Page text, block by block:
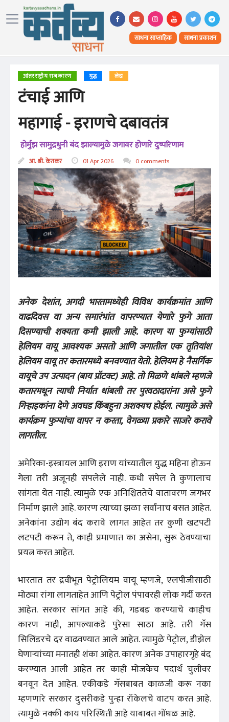
साधना साप्ताहिक साधना प्रकाशन
आंतरराष्ट्रीय राजकारण युद्ध लेख
टंचाई आणि
महागाई - इराणचे दबावतंत्र
होर्मुझ सामुद्रधुनी बंद झाल्यामुळे जगावर होणारे दुष्परिणाम
आ. श्री. केतकर 01 Apr 2026 0 comments
अनेक देशांत, अगदी भारतामध्येही विविध कार्यक्रमांत आणि
वाढदिवस वा अन्य समारंभांत वापरण्यात येणारे फुगे आता
दिसण्याची शक्यता कमी झाली आहे. कारण या फुग्यांसाठी
हेलियम वायू आवश्यक असतो आणि जगातील एक तृतियांश
हेलियम वायू तर कतारमध्ये बनवण्यात येतो. हेलियम हे नैसर्गिक
वायूचे उप उत्पादन (बाय प्रॉटक्ट) आहे. तो मिळणे थांबले म्हणजे
कतारमधून त्याची निर्यात थांबली तर पुरवठादारांना असे फुगे
गिऱ्हाइकांना देणे अवघड किंबहुना अशक्यच होईल. त्यामुळे असे
कार्यक्रम फुग्यांचा वापर न करता, वेगळ्या प्रकारे साजरे करावे
लागतील.
अमेरिका-इस्त्रायल आणि इराण यांच्यातील युद्ध महिना होऊन
गेला तरी अजूनही संपलेले नाही. कधी संपेल ते कुणालाच
सांगता येत नाही. त्यामुळे एक अनिश्चिततेचे वातावरण जगभर
निर्माण झाले आहे. कारण त्याच्या झळा सर्वांनाच बसत आहेत.
अनेकांना उद्योग बंद करावे लागत आहेत तर कुणी खटपटी
लटपटी करून ते, काही प्रमाणात का असेना, सुरू ठेवण्याचा
प्रयत्न करत आहेत.
भारतात तर द्रवीभूत पेट्रोलियम वायू म्हणजे, एलपीजीसाठी
मोठ्या रांगा लागताहेत आणि पेट्रोल पंपावरही लोक गर्दी करत
आहेत. सरकार सांगत आहे की, गडबड करण्याचे काहीच
कारण नाही, आपल्याकडे पुरेसा साठा आहे. तरी गॅस
सिलिंडरचे दर वाढवण्यात आले आहेत. त्यामुळे पेट्रोल, डीझेल
घेणाऱ्यांच्या मनातही शंका आहेत. कारण अनेक उपाहारगृहे बंद
करण्यात आली आहेत तर काही मोजकेच पदार्थ चुलीवर
बनवून देत आहेत. एकीकडे गॅसबाबत काळजी करू नका
म्हणणारे सरकार दुसरीकडे पुन्हा रॉकेलचे वाटप करत आहे.
त्यामुळे नक्की काय परिस्थिती आहे याबाबत गोंधळ आहे.